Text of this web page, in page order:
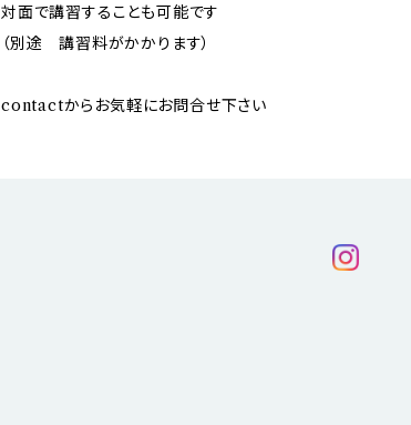
対面で講習することも可能です
（別途 講習料がかかります）
contactからお気軽にお問合せ下さい